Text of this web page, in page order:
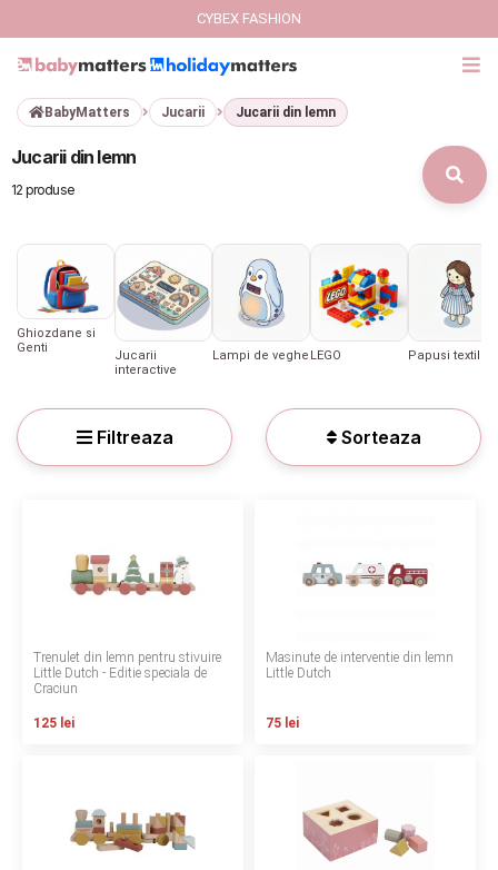
GIFT CARD
Branduri
CARUCIOARE COPII
CAMERA COPILULUI
MARSUPII BEBELUSI
BABY MONITORS
CYBEX FASHION
BabyMatters Jucarii Jucarii din lemn
Jucarii din lemn
12 produse
Ghiozdane si
Genti
Jucarii
interactive
Lampi de veghe LEGO Papusi textile
Filtreaza Sorteaza
Trenulet din lemn pentru stivuire
Little Dutch - Editie speciala de
Craciun
125 lei
Masinute de interventie din lemn
Little Dutch
75 lei